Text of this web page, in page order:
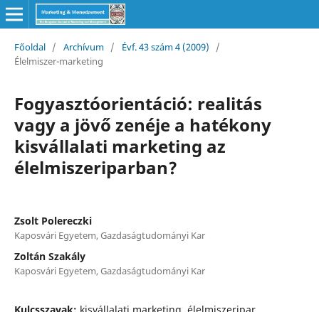
Főoldal / Archívum / Évf. 43 szám 4 (2009)
/
Élelmiszer-marketing
Fogyasztóorientáció: realitás
vagy a jövő zenéje a hatékony
kisvállalati marketing az
élelmiszeriparban?
Zsolt Polereczki
Kaposvári Egyetem, Gazdaságtudományi Kar
Zoltán Szakály
Kaposvári Egyetem, Gazdaságtudományi Kar